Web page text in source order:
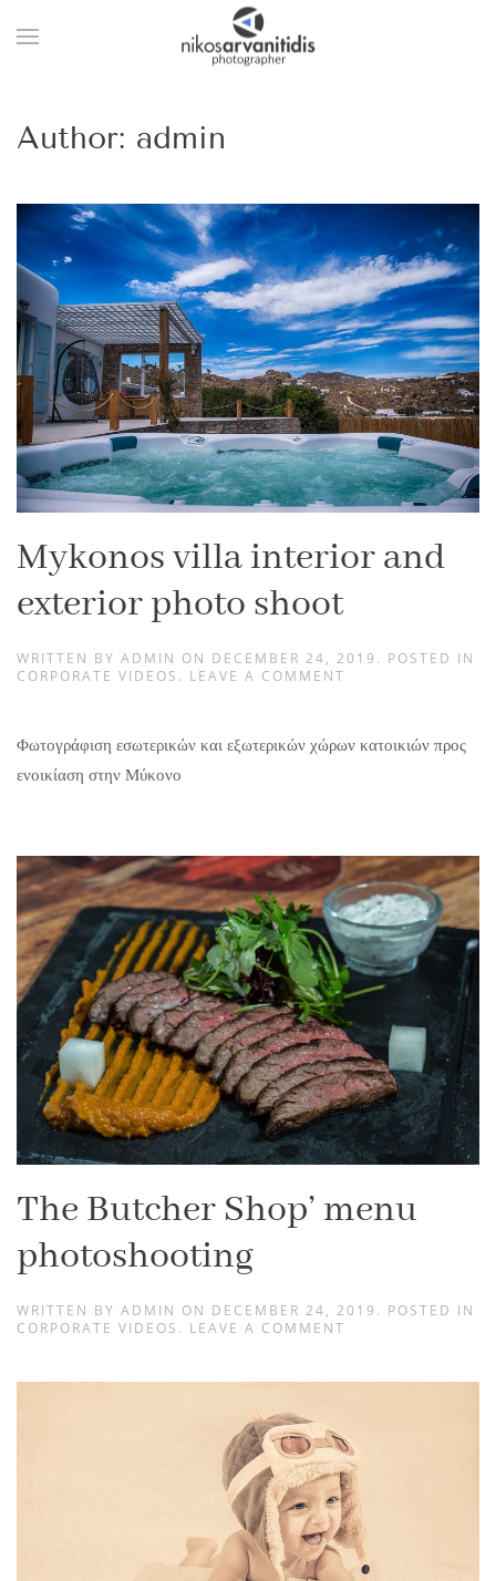
Author: admin
Mykonos villa interior and
exterior photo shoot
WRITTEN BY ADMIN ON DECEMBER 24, 2019 . POSTED IN
CORPORATE VIDEOS . LEAVE A COMMENT
Φωτογράφιση εσωτερικών και εξωτερικών χώρων κατοικιών προς
ενοικίαση στην Μύκονο
The Butcher Shop’ menu
photoshooting
WRITTEN BY ADMIN ON DECEMBER 24, 2019 . POSTED IN
CORPORATE VIDEOS . LEAVE A COMMENT